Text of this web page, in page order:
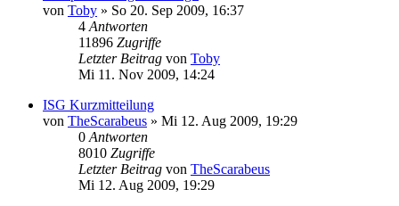
von Toby » So 20. Sep 2009, 16:37
4 Antworten
11896 Zugriffe
Letzter Beitrag von Toby
Mi 11. Nov 2009, 14:24
ISG Kurzmitteilung
von TheScarabeus » Mi 12. Aug 2009, 19:29
0 Antworten
8010 Zugriffe
Letzter Beitrag von TheScarabeus
Mi 12. Aug 2009, 19:29